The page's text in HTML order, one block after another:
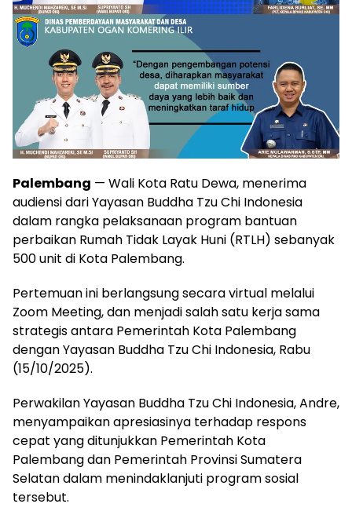
Palembang — Wali Kota Ratu Dewa, menerima
audiensi dari Yayasan Buddha Tzu Chi Indonesia
dalam rangka pelaksanaan program bantuan
perbaikan Rumah Tidak Layak Huni (RTLH) sebanyak
500 unit di Kota Palembang.
Pertemuan ini berlangsung secara virtual melalui
Zoom Meeting, dan menjadi salah satu kerja sama
strategis antara Pemerintah Kota Palembang
dengan Yayasan Buddha Tzu Chi Indonesia, Rabu
(15/10/2025).
Perwakilan Yayasan Buddha Tzu Chi Indonesia, Andre,
menyampaikan apresiasinya terhadap respons
cepat yang ditunjukkan Pemerintah Kota
Palembang dan Pemerintah Provinsi Sumatera
Selatan dalam menindaklanjuti program sosial
tersebut.